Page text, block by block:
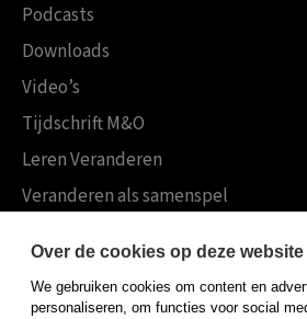
Podcasts
Downloads
Video’s
Tijdschrift M&O
Leren Veranderen
Veranderen als samenspel
Koninklijke Boom uitgevers
Boom Psychologie
Over de cookies op deze website
We gebruiken cookies om content en
personaliseren, om functies voor social